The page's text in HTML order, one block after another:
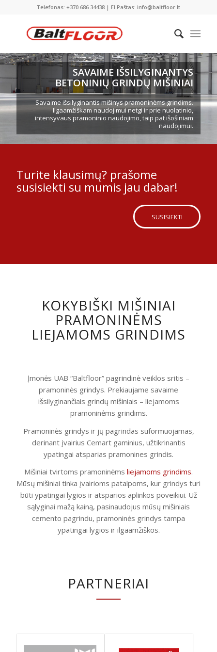
Telefonas: +370 686 34438 | El.Paštas: info@baltfloor.lt
SAVAIME IŠSILYGINANTYS
BETONINIŲ GRINDŲ MIŠINIAI
Savaime išsilyginantis mišinys pramoninėms grindims.
Ilgaamžiškam naudojimui netgi ir prie nuolatinio,
intensyvaus pramoninio naudojimo, taip pat išošiniam
naudojimui.
Turite klausimų? prašome
susisiekti su mumis jau dabar!
SUSISIEKTI
KOKYBIŠKI MIŠINIAI
PRAMONINĖMS
LIEJAMOMS GRINDIMS
Įmonės UAB “Baltfloor” pagrindinė veiklos sritis –
pramoninės grindys. Prekiaujame savaime
išsilyginančiais grindų mišiniais – liejamoms
pramoninėms grindims.
Pramoninės grindys ir jų pagrindas suformuojamas,
derinant įvairius Cemart gaminius, užtikrinantis
ypatingai atsparias pramonines grindis.
Mišiniai tvirtoms pramoninėms liejamoms grindims.
Mūsų mišiniai tinka įvairioms patalpoms, kur grindys turi
būti ypatingai lygios ir atsparios aplinkos poveikiui. Už
sąlyginai mažą kainą, pasinaudojus mūsų mišiniais
cemento pagrindu, pramoninės grindys tampa
ypatingai lygios ir ilgaamžiškos.
PARTNERIAI